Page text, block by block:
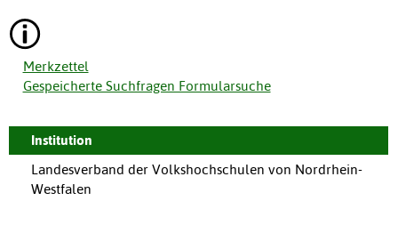
Merkzettel
Gespeicherte Suchfragen Formularsuche
Institution
Landesverband der Volkshochschulen von Nordrhein-
Westfalen